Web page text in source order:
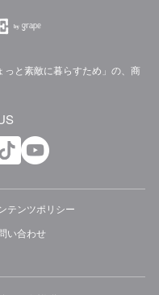
っと素敵に暮らすため」の、商
テンツポリシー
い合わせ